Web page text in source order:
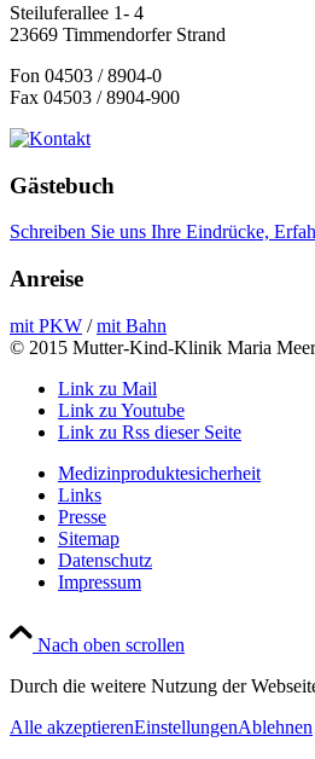
Steiluferallee 1- 4
23669 Timmendorfer Strand
Fon 04503 / 8904-0
Fax 04503 / 8904-900
Gästebuch
Schreiben Sie uns Ihre Eindrücke,
Anreise
mit PKW /mit Bahn
© 2015 Mutter-Kind-Klinik Maria
Link zu Mail
Link zu Youtube
Link zu Rss dieser Seite
Medizinproduktesicherheit
Links
Presse
Sitemap
Datenschutz
Impressum
Nach oben scrollen
Durch die weitere Nutzung der
Alle akzeptierenEinstellungenAblehnen